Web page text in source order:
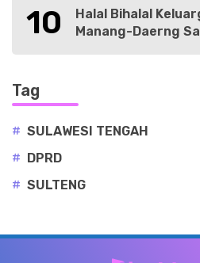
10
Halal Bihalal
Manang-Daerng
Tag
# SULAWESI TENGAH
#
DPRD
# SULTENG